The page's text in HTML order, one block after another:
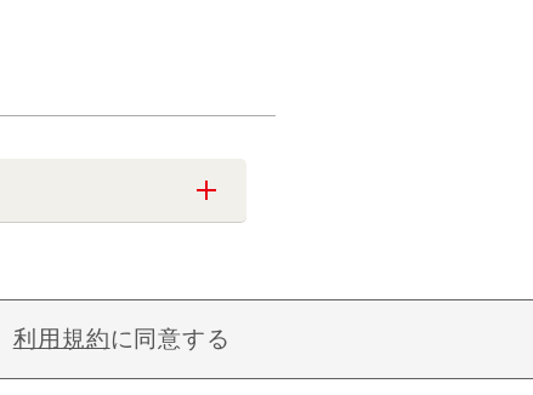
利用規約に同意する